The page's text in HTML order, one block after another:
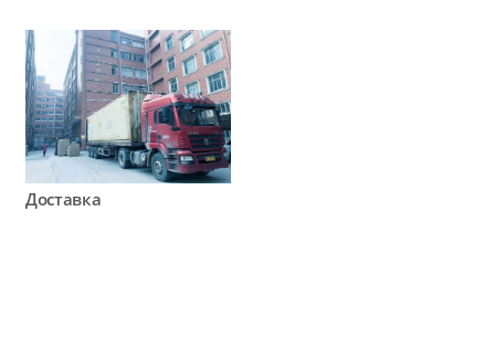
Доставка